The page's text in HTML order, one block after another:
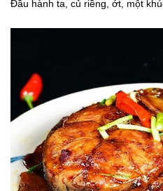
Đầu hành ta, củ riềng, ớt, một